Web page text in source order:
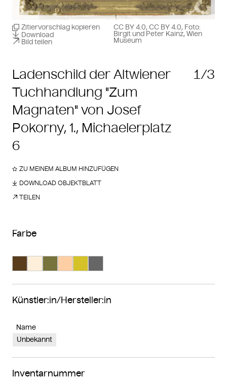
Ladenschild der Altwiener
Tuchhandlung "Zum
Magnaten" von Josef
Pokorny, 1., Michaelerplatz
6
1/3
Zitiervorschlag kopieren
Download
Bild teilen
CC BY 4.0, CC BY 4.0, Foto:
Birgit und Peter Kainz, Wien
Museum
ZU MEINEM ALBUM HINZUFÜGEN
DOWNLOAD OBJEKTBLATT
TEILEN
Farbe
Künstler:in/Hersteller:in
Name
Unbekannt
Inventarnummer